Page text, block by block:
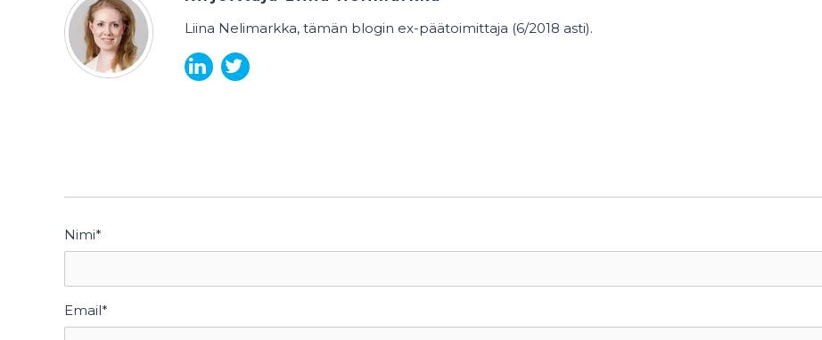
Liina Nelimarkka, tämän blogin ex-päätoimittaja (6/2018 asti).
Nimi*
Email*